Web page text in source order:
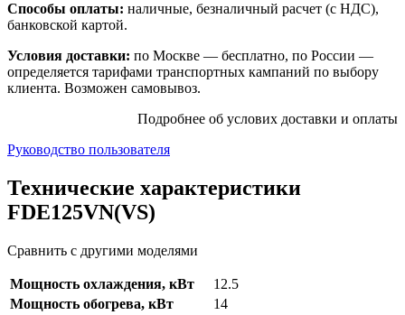
Способы оплаты: наличные, безналичный расчет (с НДС),
банковской картой.
Условия доставки: по Москве — бесплатно, по России —
определяется тарифами транспортных кампаний по выбору
клиента. Возможен самовывоз.
Подробнее об услових доставки и оплаты
Руководство пользователя
Технические характеристики
FDE125VN(VS)
Сравнить с другими моделями
Мощность охлаждения, кВт
12.5
Мощность обогрева, кВт
14